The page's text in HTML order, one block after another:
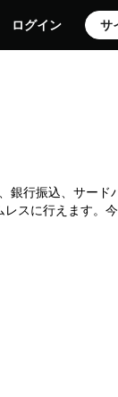
ログイン サ
銀行振込、サード
スに行えます。